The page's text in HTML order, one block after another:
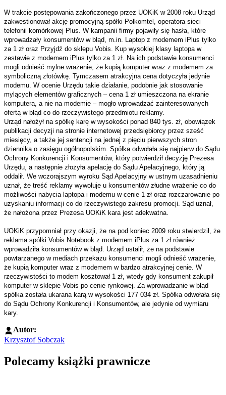
W trakcie postępowania zakończonego przez UOKiK w 2008 roku Urząd
zakwestionował akcję promocyjną spółki Polkomtel, operatora sieci
telefonii komórkowej Plus. W kampanii firmy pojawiły się hasła, które
wprowadzały konsumentów w błąd, m.in. Laptop z modemem iPlus tylko
za 1 zł oraz Przyjdź do sklepu Vobis. Kup wysokiej klasy laptopa w
zestawie z modemem iPlus tylko za 1 zł. Na ich podstawie konsumenci
mogli odnieść mylne wrażenie, że kupią komputer wraz z modemem za
symboliczną złotówkę. Tymczasem atrakcyjna cena dotyczyła jedynie
modemu. W ocenie Urzędu takie działanie, podobnie jak stosowanie
mylących elementów graficznych – cena 1 zł umieszczona na ekranie
komputera, a nie na modemie – mogło wprowadzać zainteresowanych
ofertą w błąd co do rzeczywistego przedmiotu reklamy.
Urząd nałożył na spółkę karę w wysokości ponad 840 tys. zł, obowiązek
publikacji decyzji na stronie internetowej przedsiębiorcy przez sześć
miesięcy, a także jej sentencji na jednej z pięciu pierwszych stron
dziennika o zasięgu ogólnopolskim. Spółka odwołała się najpierw do Sądu
Ochrony Konkurencji i Konsumentów, który potwierdził decyzję Prezesa
Urzędu, a następnie złożyła apelację do Sądu Apelacyjnego, który ją
oddalił. We wczorajszym wyroku Sąd Apelacyjny w ustnym uzasadnieniu
uznał, że treść reklamy wywołuje u konsumentów złudne wrażenie co do
możliwości nabycia laptopa i modemu w cenie 1 zł oraz rozczarowanie po
uzyskaniu informacji co do rzeczywistego zakresu promocji. Sąd uznał,
że nałożona przez Prezesa UOKiK kara jest adekwatna.
UOKiK przypomniał przy okazji, że na pod koniec 2009 roku stwierdził, że
reklama spółki Vobis Notebook z modemem iPlus za 1 zł również
wprowadziła konsumentów w błąd. Urząd ustalił, że na podstawie
powtarzanego w mediach przekazu konsumenci mogli odnieść wrażenie,
że kupią komputer wraz z modemem w bardzo atrakcyjnej cenie. W
rzeczywistości to modem kosztował 1 zł, wtedy gdy konsument zakupił
komputer w sklepie Vobis po cenie rynkowej. Za wprowadzanie w błąd
spółka została ukarana karą w wysokości 177 034 zł. Spółka odwołała się
do Sądu Ochrony Konkurencji i Konsumentów, ale jedynie od wymiaru
kary.
Autor:
Krzysztof Sobczak
Polecamy książki prawnicze